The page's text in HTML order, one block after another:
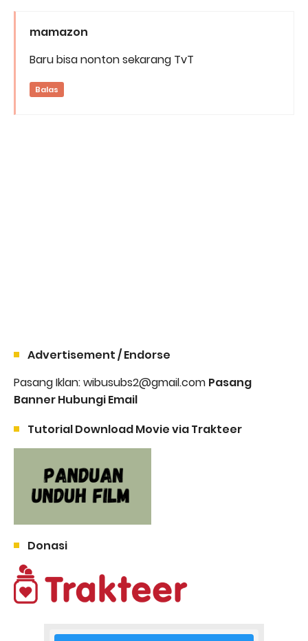
mamazon
Baru bisa nonton sekarang TvT
Balas
Advertisement / Endorse
Pasang Iklan: wibusubs2@gmail.com Pasang
Banner Hubungi Email
Tutorial Download Movie via Trakteer
Donasi